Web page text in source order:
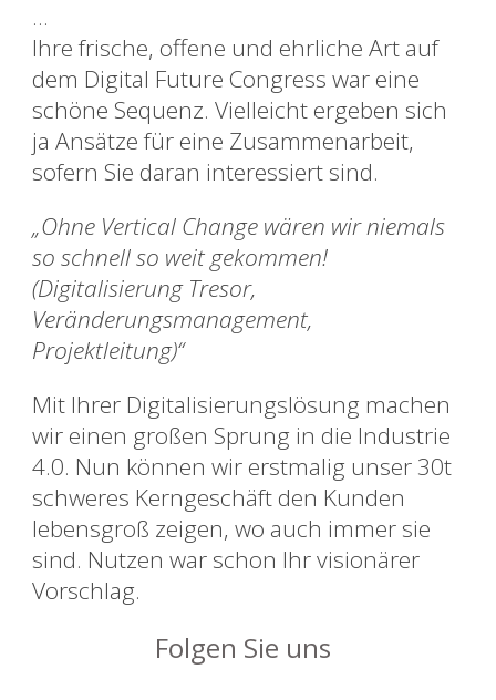
…
Ihre frische, offene und ehrliche Art auf
dem Digital Future Congress war eine
schöne Sequenz. Vielleicht ergeben sich
ja Ansätze für eine Zusammenarbeit,
sofern Sie daran interessiert sind.
„Ohne Vertical Change wären wir niemals
so schnell so weit gekommen!
(Digitalisierung Tresor,
Veränderungsmanagement,
Projektleitung)“
Mit Ihrer Digitalisierungslösung machen
wir einen großen Sprung in die Industrie
4.0. Nun können wir erstmalig unser 30t
schweres Kerngeschäft den Kunden
lebensgroß zeigen, wo auch immer sie
sind. Nutzen war schon Ihr visionärer
Vorschlag.
Folgen Sie uns